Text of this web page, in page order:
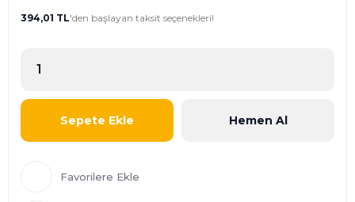
394,01 TL'den başlayan taksit seçenekleri!
Sepete Ekle Hemen Al